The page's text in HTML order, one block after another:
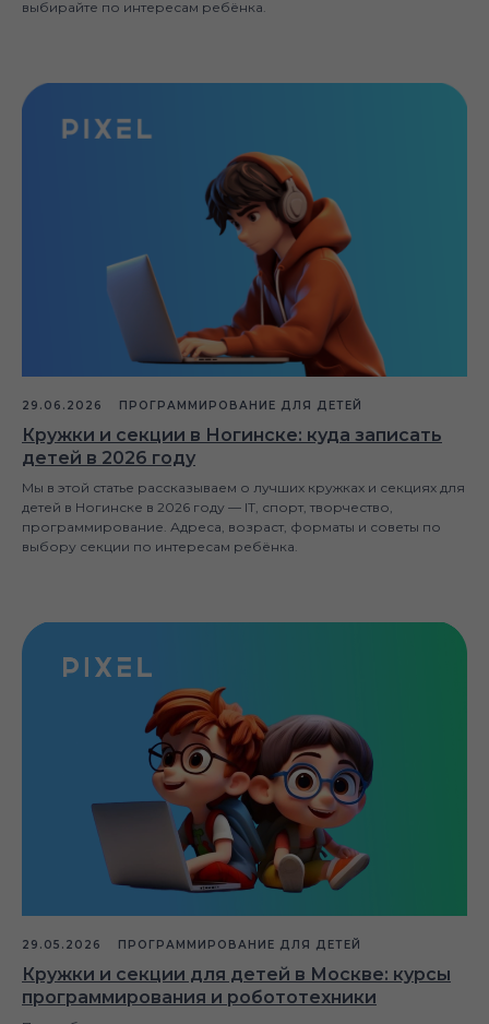
выбирайте по интересам ребёнка.
29.06.2026 ПРОГРАММИРОВАНИЕ ДЛЯ ДЕТЕЙ
Кружки и секции в Ногинске: куда записать
детей в 2026 году
Мы в этой статье рассказываем о лучших кружках и секциях для
детей в Ногинске в 2026 году — IT, спорт, творчество,
программирование. Адреса, возраст, форматы и советы по
выбору секции по интересам ребёнка.
29.05.2026 ПРОГРАММИРОВАНИЕ ДЛЯ ДЕТЕЙ
Кружки и секции для детей в Москве: курсы
программирования и робототехники